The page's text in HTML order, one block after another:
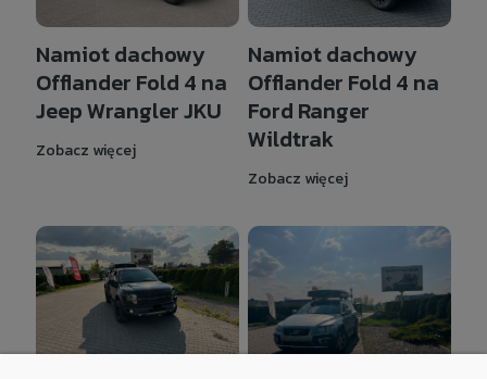
Namiot dachowy
Offlander Fold 4 na
Jeep Wrangler JKU
Zobacz więcej
Namiot dachowy
Offlander Fold 4 na
Ford Ranger
Wildtrak
Zobacz więcej